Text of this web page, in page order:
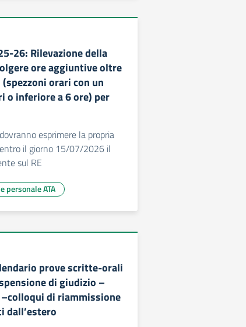
26: Rilevazione della
ore aggiuntive oltre
orari con un
o inferiore a 6 ore) per
esprimere la propria
il giorno 15/07/2026 il
sul RE
personale ATA
prove scritte-orali
di giudizio –
di riammissione
dall’estero